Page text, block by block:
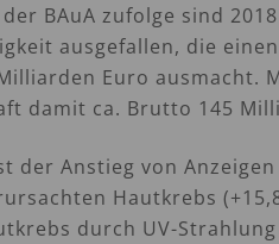
BAuA zufolge sind
ausgefallen, die
Euro ausmacht.
damit ca. Brutto 145
der Anstieg von
Hautkrebs
durch UV-